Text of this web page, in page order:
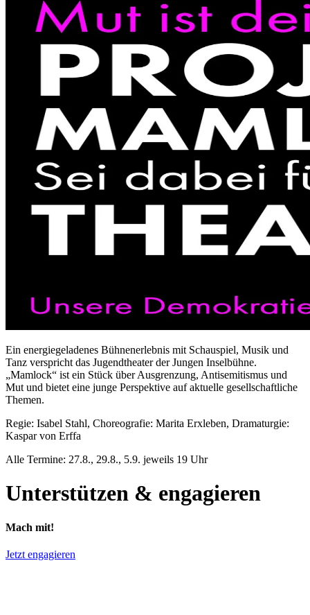
Ein energiegeladenes Bühnenerlebnis mit Schauspiel, Musik und
Tanz verspricht das Jugendtheater der Jungen Inselbühne.
„Mamlock“ ist ein Stück über Ausgrenzung, Antisemitismus und
Mut und bietet eine junge Perspektive auf aktuelle gesellschaftliche
Themen.
Regie: Isabel Stahl, Choreografie: Marita Erxleben, Dramaturgie:
Kaspar von Erffa
Alle Termine: 27.8., 29.8., 5.9. jeweils 19 Uhr
Unterstützen & engagieren
Mach mit!
Jetzt engagieren